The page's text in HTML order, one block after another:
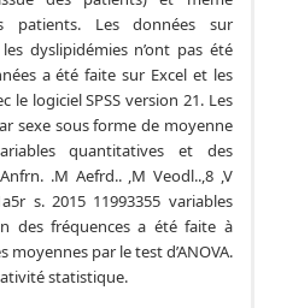
patients. Les données sur
dyslipidémies n’ont pas été
a été faite sur Excel et les
le logiciel SPSS version 21. Les
sexe sous forme de moyenne
quantitatives et des
.M Aefrd.. ,M Veodl..,8 ,V
s. 2015 11993355 variables
des fréquences a été faite à
moyennes par le test d’ANOVA.
statistique.